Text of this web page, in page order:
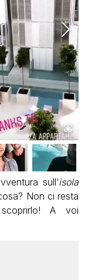
sull’isola
Non ci resta
A voi